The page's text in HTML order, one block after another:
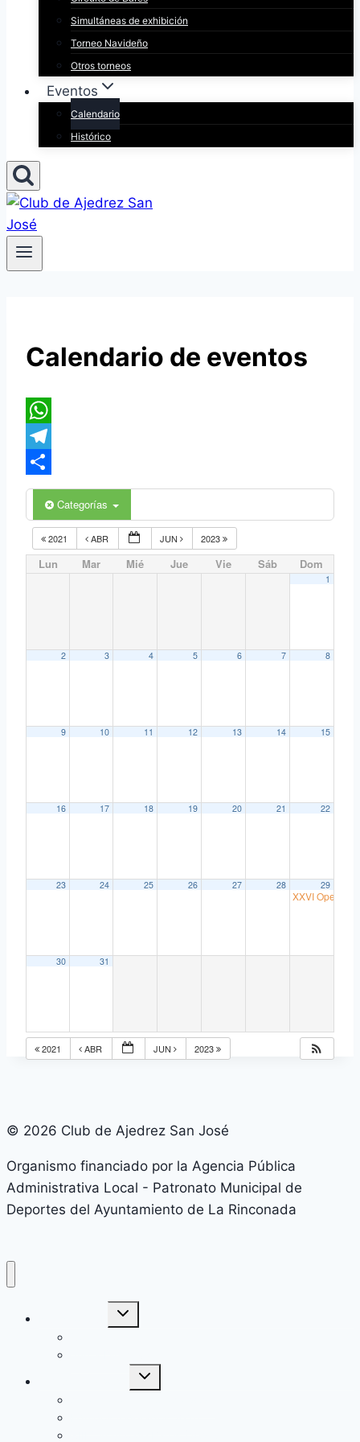
Simultáneas de exhibición
Torneo Navideño
Otros torneos
Eventos
Calendario
Histórico
Calendario de eventos
WhatsApp
Telegram
Compartir
Categorías
2021 ABR JUN 2023
Lun Mar Mié Jue Vie Sáb Dom
1
2 3 4 5 6 7 8
9 10 11 12 13 14 15
16 17 18 19 20 21 22
23 24 25 26 27 28 29
XXVI Open de
30 31
2021 ABR JUN 2023
© 2026 Club de Ajedrez San José
Organismo financiado por la Agencia Pública
Administrativa Local - Patronato Municipal de
Deportes del Ayuntamiento de La Rinconada
Alternar
menú
Alternar
menú